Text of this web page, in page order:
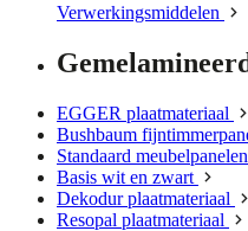
Verwerkingsmiddelen
EGGER plaatmateriaal
Bushbaum
Standaard meubelpanelen
Basis wit en zwart
Dekodur plaatmateriaal
Resopal plaatmateriaal